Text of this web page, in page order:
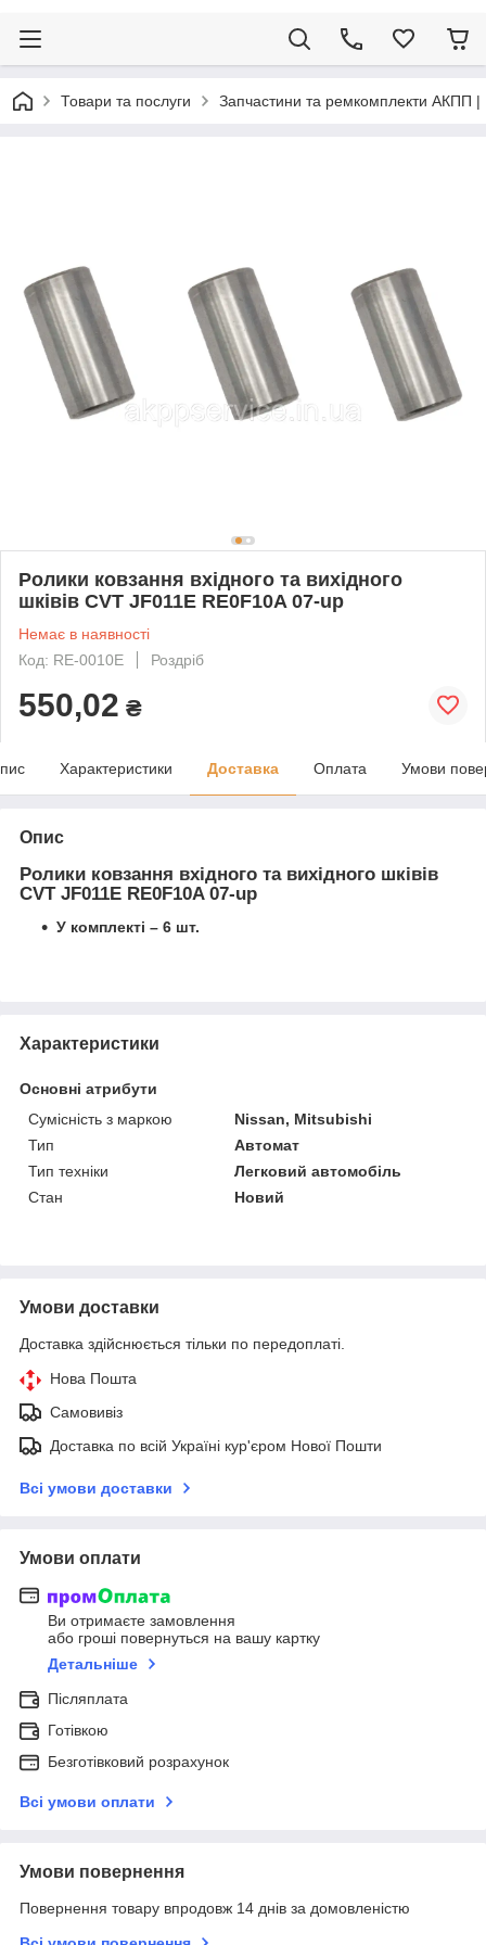
Товари та послуги Запчастини та ремкомплекти АКПП |
Ролики ковзання вхідного та вихідного
шківів CVT JF011E RE0F10A 07-up
Немає в наявності
Код: RE-0010E
Роздріб
550,02 ₴
Характеристики Доставка Оплата Умови
Опис
Ролики ковзання вхідного та вихідного шківів
CVT JF011E RE0F10A 07-up
У комплекті – 6 шт.
Характеристики
Основні атрибути
Сумісність з маркою
Nissan, Mitsubishi
Тип
Автомат
Тип техніки
Легковий автомобіль
Стан
Новий
Умови доставки
Доставка здійснюється тільки по передоплаті.
Нова Пошта
Самовивіз
Доставка по всій Україні кур'єром Нової Пошти
Всі умови доставки
Умови оплати
Ви отримаєте замовлення
або гроші повернуться на вашу картку
Детальніше
Післяплата
Готівкою
Безготівковий розрахунок
Всі умови оплати
Умови повернення
Повернення товару впродовж 14 днів за домовленістю